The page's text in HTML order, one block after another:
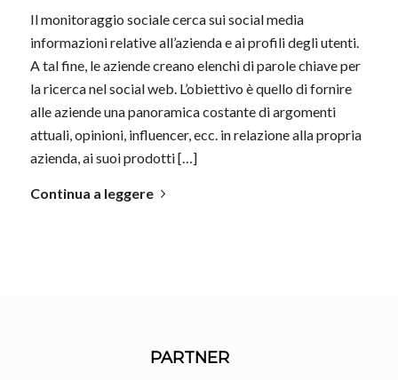
Il monitoraggio sociale cerca sui social media
informazioni relative all’azienda e ai profili degli utenti.
A tal fine, le aziende creano elenchi di parole chiave per
la ricerca nel social web. L’obiettivo è quello di fornire
alle aziende una panoramica costante di argomenti
attuali, opinioni, influencer, ecc. in relazione alla propria
azienda, ai suoi prodotti […]
Continua a leggere
PARTNER